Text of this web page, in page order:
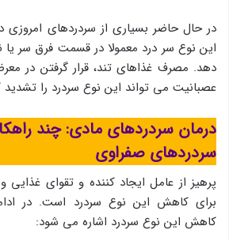
در حال حاضر بسیاری از سردردهای امروزی
این نوع سر درد معمولا در قسمت فرق سر
دهد. مصرف غذاهای تند، قرار گرفتن در
عصبانیت می تواند این نوع سردرد را تشدید
درمان سردردهای مادی:چند
سردردهای صفراوی
پرهیز از عامل ایجاد کننده و تقوای غذایی
برای کاهش این نوع سردرد است. در
کاهش این نوع سردرد اشاره می شود: